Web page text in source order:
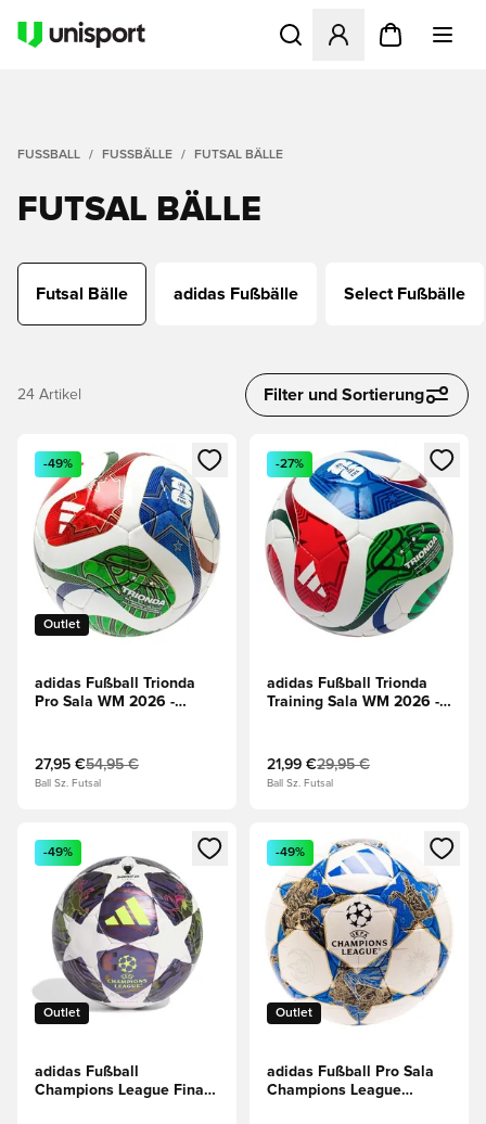
Öffnet ein neues Fenster
FUSSBALL FUSSBÄLLE FUTSAL BÄLLE
FUTSAL BÄLLE
Futsal Bälle adidas Fußbälle Select Fußbälle
24 Artikel Filter und Sortierung
Öffnet ein neues Fenster zum Anmelden oder Registrieren
Outlet
-49%
adidas Fußball Trionda
Pro Sala WM 2026 -
27,95 €54,95 €
Ball Sz. Futsal
Öffnet ein neues Fenster
-27%
adidas Fußball Trionda
Training Sala WM 2026 -
21,99 €29,95 €
Ball Sz. Futsal
Öffnet ein neues Fenster zum Anmelden oder Registrieren
Outlet
-49%
adidas Fußball
Champions League Finale
Öffnet ein neues Fenster
Outlet
-49%
adidas Fußball Pro Sala
Champions League